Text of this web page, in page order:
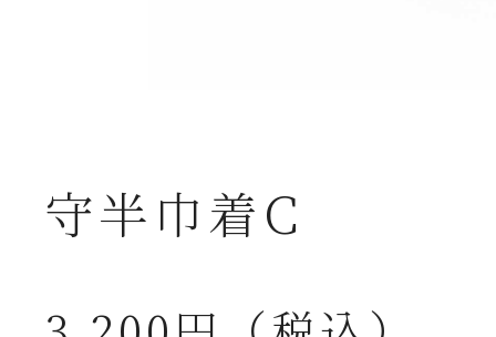
守半巾着C